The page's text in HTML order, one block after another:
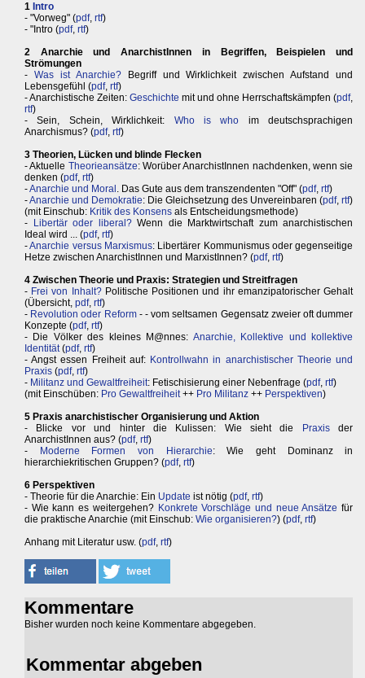
1 Intro
- "Vorweg" (pdf, rtf)
- "Intro (pdf, rtf)
2 Anarchie und AnarchistInnen in Begriffen, Beispielen und
Strömungen
- Was ist Anarchie?Begriff und Wirklichkeit zwischen Aufstand und
Lebensgefühl (pdf, rtf)
- Anarchistische Zeiten:Geschichte mit und ohne Herrschaftskämpfen (pdf,
rtf)
- Sein, Schein, Wirklichkeit: Who is who im deutschsprachigen
Anarchismus? (pdf, rtf)
3 Theorien, Lücken und blinde Flecken
- Aktuelle Theorieansätze: Worüber AnarchistInnen nachdenken, wenn sie
denken (pdf, rtf)
-Anarchie und Moral . Das Gute aus dem transzendenten "Off" (pdf, rtf)
-Anarchie und Demokratie: Die Gleichsetzung des Unvereinbaren (pdf, rtf)
(mit Einschub: Kritik des Konsens als Entscheidungsmethode)
-
Libertär oder liberal?Wenn die Marktwirtschaft zum anarchistischen
Ideal wird ... (pdf, rtf)
-Anarchie versus Marxismus: Libertärer Kommunismus oder gegenseitige
Hetze zwischen AnarchistInnen und MarxistInnen? (pdf, rtf)
4 Zwischen Theorie und Praxis: Strategien und Streitfragen
- Frei von Inhalt?Politische Positionen und ihr emanzipatorischer Gehalt
(Übersicht, pdf, rtf)
- Revolution oder Reform- - vom seltsamen Gegensatz zweier oft dummer
Konzepte (pdf, rtf)
- Die Völker des kleines M@nnes: Anarchie, Kollektive und kollektive
Identität(pdf, rtf)
- Angst essen Freiheit auf: Kontrollwahn in anarchistischer Theorie und
Praxis (pdf, rtf)
- Militanz und Gewaltfreiheit: Fetischisierung einer Nebenfrage (pdf, rtf)
(mit Einschüben: Pro Gewaltfreiheit++ Pro Militanz ++ Perspektiven)
5 Praxis anarchistischer Organisierung und Aktion
- Blicke vor und hinter die Kulissen: Wie sieht die
Praxisder
AnarchistInnen aus? (pdf, rtf)
-
Moderne Formen von Hierarchie: Wie geht Dominanz in
hierarchiekritischen Gruppen? (pdf, rtf)
6 Perspektiven
- Theorie für die Anarchie: Ein Update ist nötig (pdf, rtf)
- Wie kann es weitergehen? Konkrete Vorschläge und neue Ansätze für
die praktische Anarchie (mit Einschub: Wie organisieren?) (pdf, rtf)
Anhang mit Literatur usw. (pdf, rtf)
Kommentare
Bisher wurden noch keine Kommentare abgegeben.
Kommentar abgeben